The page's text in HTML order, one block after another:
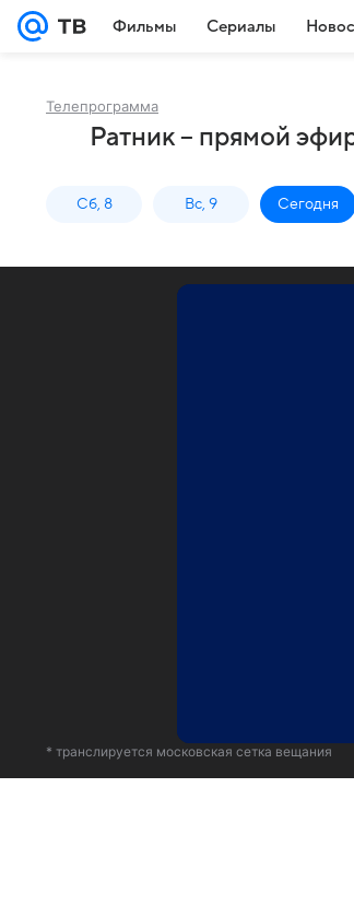
Фильмы Сериалы
Телепрограмма
Ратник – прямой
Сб, 8 Вс, 9 Сегодня
* транслируется московская сетка вещания